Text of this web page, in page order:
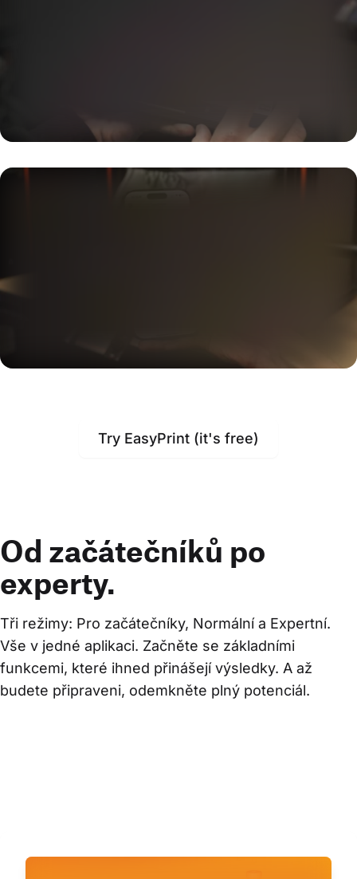
Try EasyPrint (it's free)
Od začátečníků po
experty.
Tři režimy: Pro začátečníky, Normální a Expertní.
Vše v jedné aplikaci. Začněte se základními
funkcemi, které ihned přinášejí výsledky. A až
budete připraveni, odemkněte plný potenciál.